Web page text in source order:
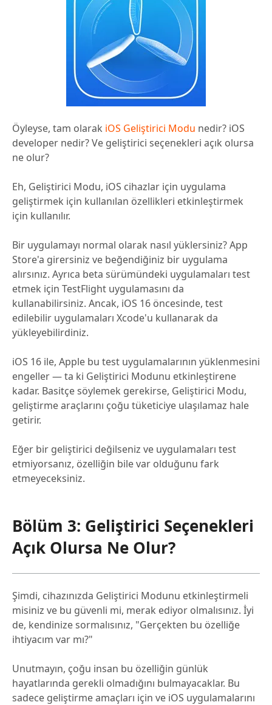
Öyleyse, tam olarak iOS Geliştirici Modu nedir? iOS
developer nedir? Ve geliştirici seçenekleri açık olursa
ne olur?
Eh, Geliştirici Modu, iOS cihazlar için uygulama
geliştirmek için kullanılan özellikleri etkinleştirmek
için kullanılır.
Bir uygulamayı normal olarak nasıl yüklersiniz? App
Store'a girersiniz ve beğendiğiniz bir uygulama
alırsınız. Ayrıca beta sürümündeki uygulamaları test
etmek için TestFlight uygulamasını da
kullanabilirsiniz. Ancak, iOS 16 öncesinde, test
edilebilir uygulamaları Xcode'u kullanarak da
yükleyebilirdiniz.
iOS 16 ile, Apple bu test uygulamalarının yüklenmesini
engeller — ta ki Geliştirici Modunu etkinleştirene
kadar. Basitçe söylemek gerekirse, Geliştirici Modu,
geliştirme araçlarını çoğu tüketiciye ulaşılamaz hale
getirir.
Eğer bir geliştirici değilseniz ve uygulamaları test
etmiyorsanız, özelliğin bile var olduğunu fark
etmeyeceksiniz.
Bölüm 3: Geliştirici Seçenekleri
Açık Olursa Ne Olur?
Şimdi, cihazınızda Geliştirici Modunu etkinleştirmeli
misiniz ve bu güvenli mi, merak ediyor olmalısınız. İyi
de, kendinize sormalısınız, "Gerçekten bu özelliğe
ihtiyacım var mı?"
Unutmayın, çoğu insan bu özelliğin günlük
hayatlarında gerekli olmadığını bulmayacaklar. Bu
sadece geliştirme amaçları için ve iOS uygulamalarını